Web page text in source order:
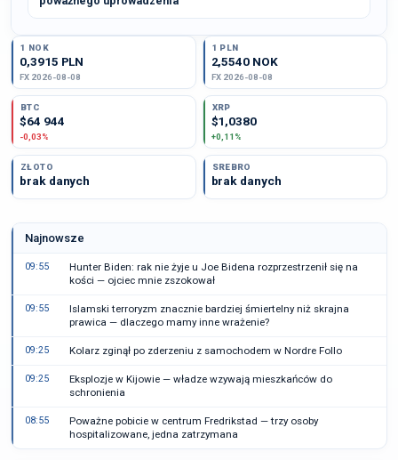
1 NOK
0,3915 PLN
FX 2026-08-08
1 PLN
2,5540 NOK
FX 2026-08-08
BTC
$64 944
-0,03%
XRP
$1,0380
+0,11%
ZŁOTO
brak danych
SREBRO
brak danych
Najnowsze
09:55
Hunter Biden: rak nie żyje u Joe Bidena rozprzestrzenił się na
kości — ojciec mnie zszokował
09:55
Islamski terroryzm znacznie bardziej śmiertelny niż skrajna
prawica — dlaczego mamy inne wrażenie?
09:25 Kolarz zginął po zderzeniu z samochodem w Nordre Follo
09:25
Eksplozje w Kijowie — władze wzywają mieszkańców do
schronienia
08:55
Poważne pobicie w centrum Fredrikstad — trzy osoby
hospitalizowane, jedna zatrzymana